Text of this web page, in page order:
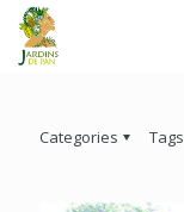
Categories Tags